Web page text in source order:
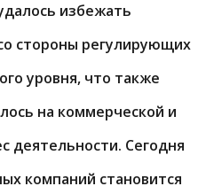
избежать
стороны регулирующих
уровня, что также
на коммерческой и
деятельности. Сегодня
компаний становится